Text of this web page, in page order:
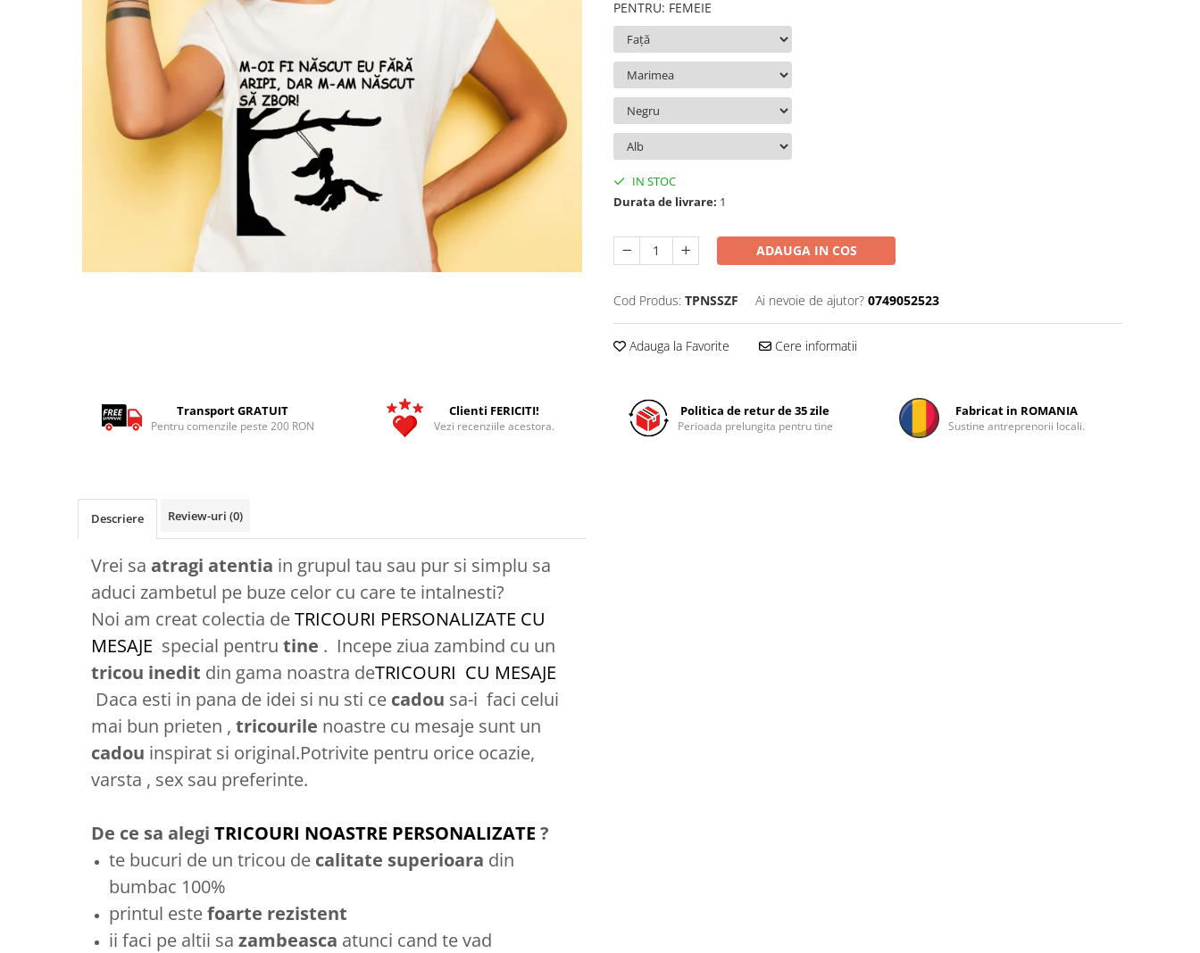
Tricouri Rock si Tribal
Tricouri Animalute
Tricouri Mesaje Virale
Tricouri Vesele
Tricouri Zicale Romanesti
PENTRU: FEMEIE
IN STOC
Durata de livrare: 1
ADAUGA IN COS
Cod Produs: TPNSSZF Ai nevoie de ajutor? 0749052523
Adauga la Favorite Cere informatii
Transport GRATUIT
Pentru comenzile peste 200 RON
Clienti FERICITI!
Vezi recenziile acestora.
Politica de retur de 35 zile
Perioada prelungita pentru tine
Fabricat in ROMANIA
Sustine antreprenorii locali.
Descriere Review-uri (0)
Vrei sa atragi atentia in grupul tau sau pur si simplu sa
aduci zambetul pe buze celor cu care te intalnesti?
Noi am creat colectia deTRICOURI PERSONALIZATE CU
MESAJE special pentru tine . Incepe ziua zambind cu un
tricou inedit din gama noastra deTRICOURI CU MESAJE
Daca esti in pana de idei si nu sti ce cadou sa-i faci celui
mai bun prieten , tricourile noastre cu mesaje sunt un
cadou inspirat si original.Potrivite pentru orice ocazie,
varsta , sex sau preferinte.
De ce sa alegi TRICOURI NOASTRE PERSONALIZATE ?
te bucuri de un tricou de calitate superioara din
bumbac 100%
printul estefoarte rezistent
ii faci pe altii sa zambeasca atunci cand te vad